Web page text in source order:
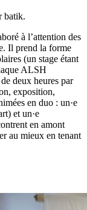
batik.
à l’attention des
Il prend la forme
(un stage étant
ALSH
deux heures par
exposition,
en duo : un·e
et un·e
en amont
au mieux en tenant